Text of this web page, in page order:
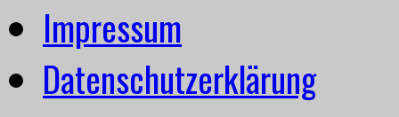
Impressum
Datenschutzerklärung